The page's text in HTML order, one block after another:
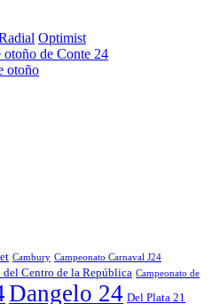
Optimist
otoño de Conte 24
otoño
Cambury Campeonato Carnaval J24
del Centro de la República Campeonato de
Dangelo 24 Del Plata 21